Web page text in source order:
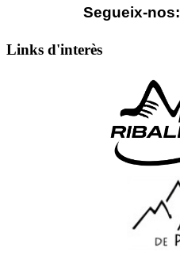
Segueix-nos:
Links d'interès